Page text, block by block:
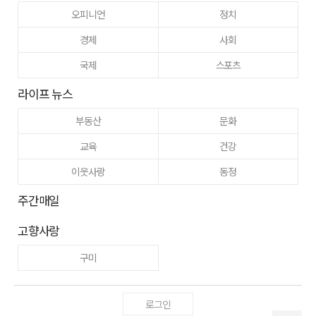
오피니언
정치
경제
사회
국제
스포츠
라이프 뉴스
부동산
문화
교육
건강
이웃사랑
동정
주간매일
고향사랑
구미
로그인